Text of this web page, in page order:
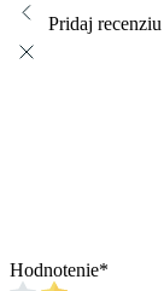
Pridaj recenziu
Hodnotenie*